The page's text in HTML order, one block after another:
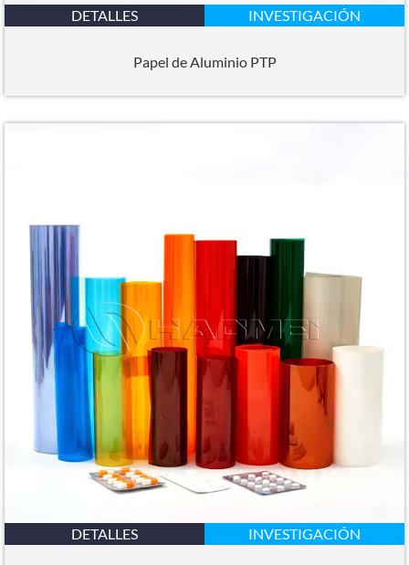
DETALLES INVESTIGACIÓN
Papel de Aluminio PTP
DETALLES INVESTIGACIÓN